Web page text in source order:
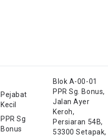
Pejabat
Kecil
PPR Sg
Bonus
Blok A-00-01
PPR Sg. Bonus,
Jalan Ayer
Keroh,
Persiaran 54B,
53300 Setapak,